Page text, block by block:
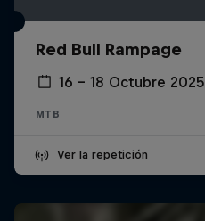
Red Bull Rampage
16 – 18 Octubre 2025
MTB
Ver la repetición